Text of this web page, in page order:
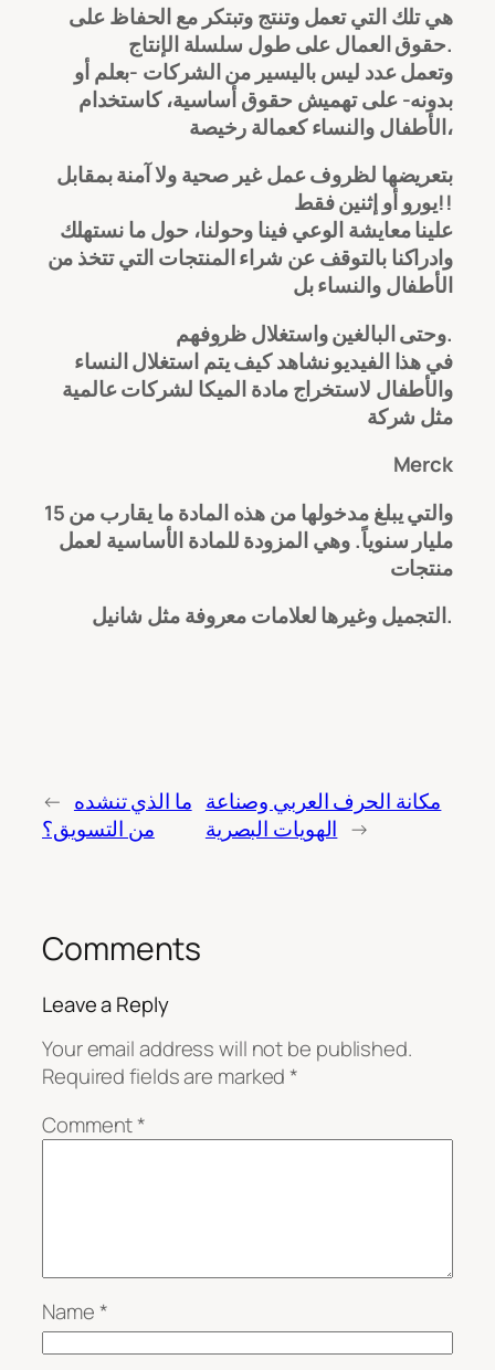
هي تلك التي تعمل وتنتج وتبتكر مع الحفاظ على
حقوق العمال على طول سلسلة الإنتاج.
وتعمل عدد ليس باليسير من الشركات -بعلم أو
بدونه- على تهميش حقوق أساسية، كاستخدام
الأطفال والنساء كعمالة رخيصة،
بتعريضها لظروف عمل غير صحية ولا آمنة بمقابل
يورو أو إثنين فقط!!
علينا معايشة الوعي فينا وحولنا، حول ما نستهلك
وادراكنا بالتوقف عن شراء المنتجات التي تتخذ من
الأطفال والنساء بل
وحتى البالغين واستغلال ظروفهم.
في هذا الفيديو نشاهد كيف يتم استغلال النساء
والأطفال لاستخراج مادة الميكا لشركات عالمية
مثل شركة
Merck
والتي يبلغ مدخولها من هذه المادة ما يقارب من 15
مليار سنوياً. وهي المزودة للمادة الأساسية لعمل
منتجات
التجميل وغيرها لعلامات معروفة مثل شانيل.
← ما الذي تنشده
من التسويق؟
مكانة الحرف العربي وصناعة
الهويات البصرية →
Comments
Leave a Reply
Your email address will not be published.
Required fields are marked*
Comment*
Name*